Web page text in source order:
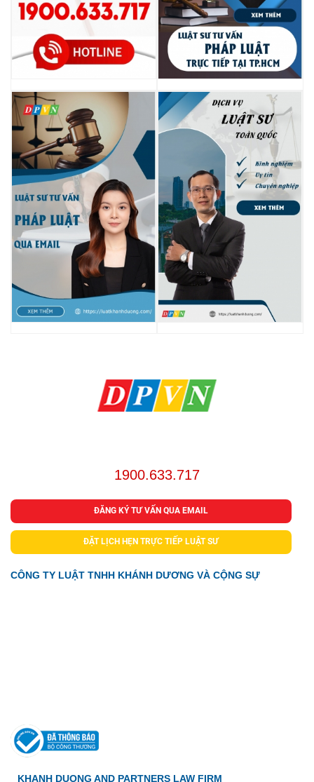
1900.633.717
ĐĂNG KÝ TƯ VẤN QUA EMAIL
ĐẶT LỊCH HẸN TRỰC TIẾP LUẬT SƯ
CÔNG TY LUẬT TNHH KHÁNH DƯƠNG VÀ CỘNG SỰ
KHANH DUONG AND PARTNERS LAW FIRM